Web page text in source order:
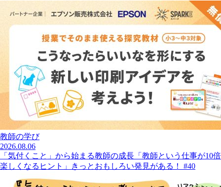
教師の学び
2026.08.06
「気付くこと」から始まる教師の成長「教師という仕事が10倍
楽しくなるヒント」きっとおもしろい発見がある！ #40